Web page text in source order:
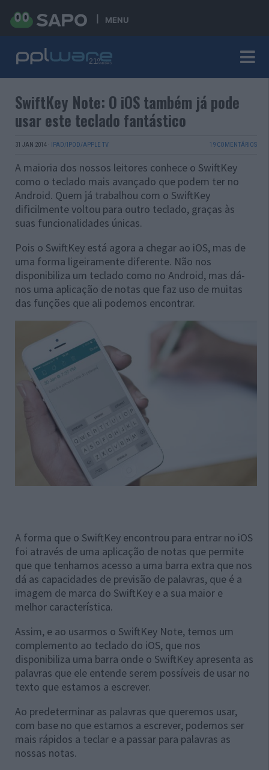
MENU
SwiftKey Note: O iOS também já pode
usar este teclado fantástico
31 JAN 2014 · IPAD/IPOD/APPLE TV 19 COMENTÁRIOS
A maioria dos nossos leitores conhece o SwiftKey
como o teclado mais avançado que podem ter no
Android. Quem já trabalhou com o SwiftKey
dificilmente voltou para outro teclado, graças às
suas funcionalidades únicas.
Pois o SwiftKey está agora a chegar ao iOS, mas de
uma forma ligeiramente diferente. Não nos
disponibiliza um teclado como no Android, mas dá-
nos uma aplicação de notas que faz uso de muitas
das funções que ali podemos encontrar.
A forma que o SwiftKey encontrou para entrar no iOS
foi através de uma aplicação de notas que permite
que que tenhamos acesso a uma barra extra que nos
dá as capacidades de previsão de palavras, que é a
imagem de marca do SwiftKey e a sua maior e
melhor característica.
Assim, e ao usarmos o SwiftKey Note, temos um
complemento ao teclado do iOS, que nos
disponibiliza uma barra onde o SwiftKey apresenta as
palavras que ele entende serem possíveis de usar no
texto que estamos a escrever.
Ao predeterminar as palavras que queremos usar,
com base no que estamos a escrever, podemos ser
mais rápidos a teclar e a passar para palavras as
nossas notas.